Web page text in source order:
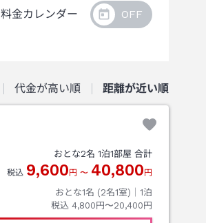
料金カレンダー
代金が高い順 距離が近い順
おとな2名 1泊1部屋 合計
税込 9,600 円 〜 40,800 円
おとな1名 (2名1室)｜ 1泊
税込 4,800円〜20,400円